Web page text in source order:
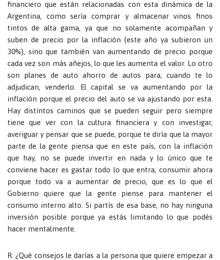
financiero que están relacionadas con esta dinámica de la
Argentina, como sería comprar y almacenar vinos finos
tintos de alta gama, ya que no solamente acompañan y
suben de precio por la inflación (este año ya subieron un
30%), sino que también van aumentando de precio porque
cada vez son más añejos, lo que les aumenta el valor. Lo otro
son planes de auto ahorro de autos para, cuando te lo
adjudican, venderlo. El capital se va aumentando por la
inflación porque el precio del auto se va ajustando por esta.
Hay distintos caminos que se pueden seguir pero siempre
tiene que ver con la cultura financiera y con investigar,
averiguar y pensar que se puede, porque te diría que la mayor
parte de la gente piensa que en este país, con la inflación
que hay, no se puede invertir en nada y lo único que te
conviene hacer es gastar todo lo que entra, consumir ahora
porque todo va a aumentar de precio, que es lo que el
Gobierno quiere que la gente piense para mantener el
consumo interno alto. Si partís de esa base, no hay ninguna
inversión posible porque ya estás limitando lo que podés
hacer mentalmente.
R: ¿Qué consejos le darías a la persona que quiere empezar a